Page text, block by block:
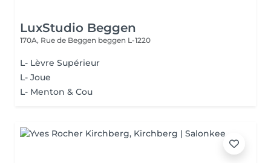
LuxStudio Beggen
170A, Rue de Beggen beggen L-1220
L- Lèvre Supérieur
L- Joue
L- Menton & Cou